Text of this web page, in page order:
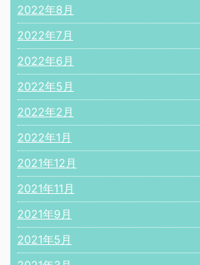
2022年8月
2022年7月
2022年6月
2022年5月
2022年2月
2022年1月
2021年12月
2021年11月
2021年9月
2021年5月